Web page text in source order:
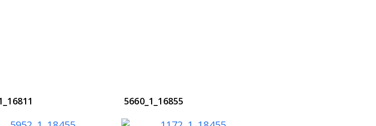
5660_1_16855